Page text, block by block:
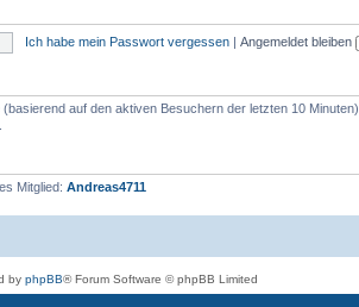
Ich habe mein Passwort vergessen | Angemeldet bleiben
auf den aktiven Besuchern der letzten 10 Minuten)
Mitglied: Andreas4711
by phpBB® Forum Software © phpBB Limited